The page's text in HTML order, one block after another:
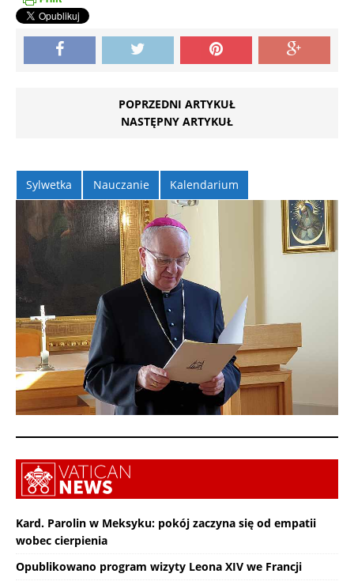
POPRZEDNI ARTYKUŁ
NASTĘPNY ARTYKUŁ
Sylwetka Nauczanie Kalendarium
Kard. Parolin w Meksyku: pokój zaczyna się od empatii
wobec cierpienia
Opublikowano program wizyty Leona XIV we Francji